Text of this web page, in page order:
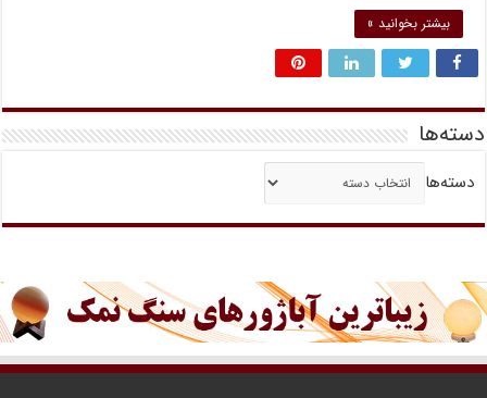
بیشتر بخوانید »
دسته‌ها
دسته‌ها